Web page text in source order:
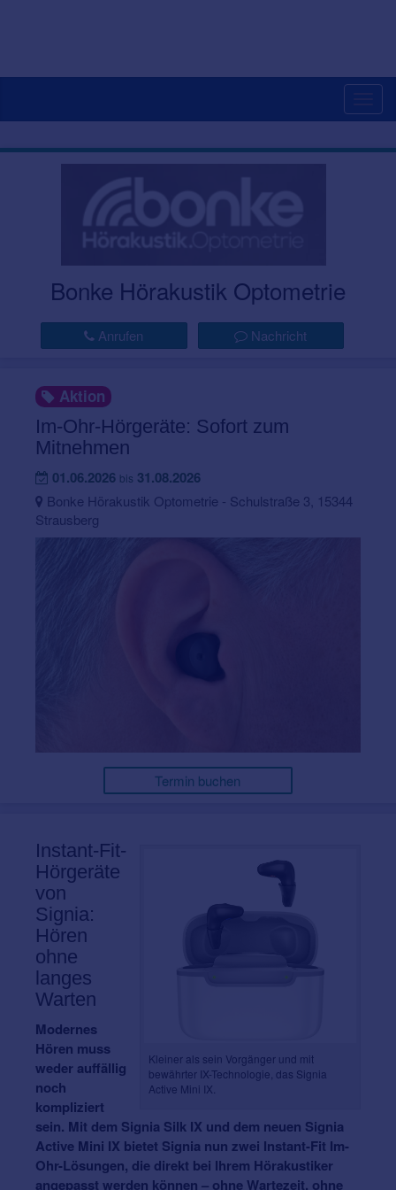
Bonke Hörakustik Optometrie
Anrufen Nachricht
Aktion
Im-Ohr-Hörgeräte: Sofort zum
Mitnehmen
01.06.2026 bis 31.08.2026
Bonke Hörakustik Optometrie - Schulstraße 3, 15344
Strausberg
Termin buchen
Kleiner als sein Vorgänger und mit
bewährter IX-Technologie, das Signia
Active Mini IX.
Instant-Fit-
Hörgeräte
von
Signia:
Hören
ohne
langes
Warten
Modernes
Hören muss
weder auffällig
noch
kompliziert
sein. Mit dem Signia Silk IX und dem neuen Signia
Active Mini IX bietet Signia nun zwei Instant-Fit Im-
Ohr-Lösungen, die direkt bei Ihrem Hörakustiker
angepasst werden können – ohne Wartezeit, ohne